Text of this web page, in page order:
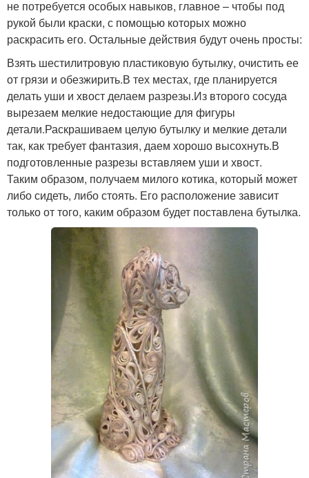
не потребуется особых навыков, главное – чтобы под
рукой были краски, с помощью которых можно
раскрасить его. Остальные действия будут очень просты:
Взять шестилитровую пластиковую бутылку, очистить ее
от грязи и обезжирить.В тех местах, где планируется
делать уши и хвост делаем разрезы.Из второго сосуда
вырезаем мелкие недостающие для фигуры
детали.Раскрашиваем целую бутылку и мелкие детали
так, как требует фантазия, даем хорошо высохнуть.В
подготовленные разрезы вставляем уши и хвост.
Таким образом, получаем милого котика, который может
либо сидеть, либо стоять. Его расположение зависит
только от того, каким образом будет поставлена бутылка.